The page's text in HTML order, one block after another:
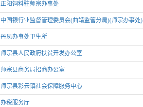
正阳饲料驻师宗办事处
中国银行业监督管理委员会(曲靖监管分局)(师宗办事处)
丹凤办事处卫生所
师宗县人民政府扶贫开发办公室
师宗县商务局招商办公室
师宗县彩云镇社会保障服务中心
办税服务厅